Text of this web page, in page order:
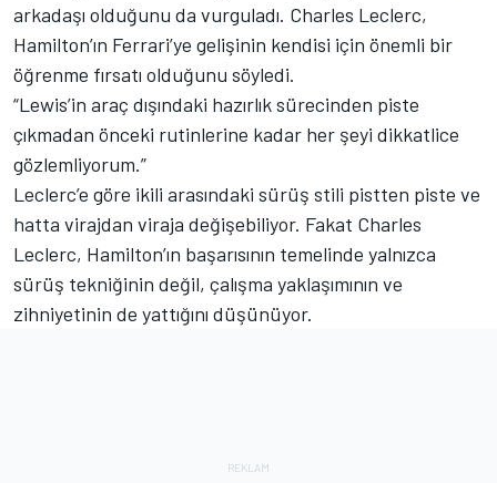
arkadaşı olduğunu da vurguladı. Charles Leclerc,
Hamilton’ın Ferrari’ye gelişinin kendisi için önemli bir
öğrenme fırsatı olduğunu söyledi.
“Lewis’in araç dışındaki hazırlık sürecinden piste
çıkmadan önceki rutinlerine kadar her şeyi dikkatlice
gözlemliyorum.”
Leclerc’e göre ikili arasındaki sürüş stili pistten piste ve
hatta virajdan viraja değişebiliyor. Fakat Charles
Leclerc, Hamilton’ın başarısının temelinde yalnızca
sürüş tekniğinin değil, çalışma yaklaşımının ve
zihniyetinin de yattığını düşünüyor.